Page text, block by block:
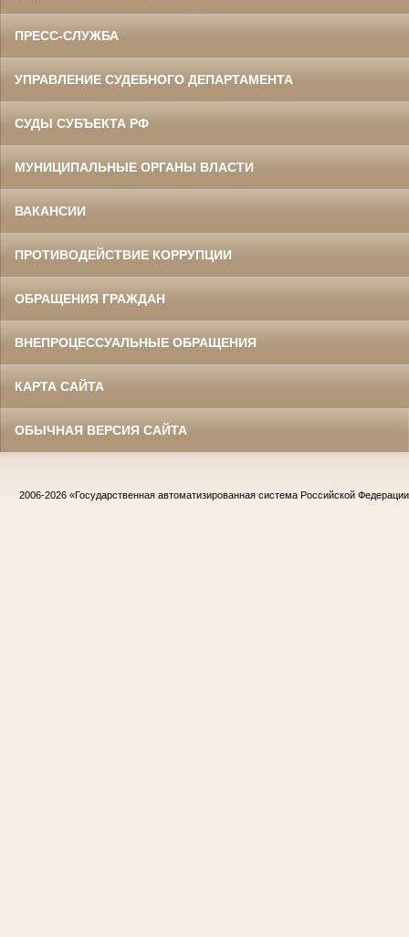
ПРЕСС-СЛУЖБА
УПРАВЛЕНИЕ СУДЕБНОГО ДЕПАРТАМЕНТА
СУДЫ СУБЪЕКТА РФ
МУНИЦИПАЛЬНЫЕ ОРГАНЫ ВЛАСТИ
ВАКАНСИИ
ПРОТИВОДЕЙСТВИЕ КОРРУПЦИИ
ОБРАЩЕНИЯ ГРАЖДАН
ВНЕПРОЦЕССУАЛЬНЫЕ ОБРАЩЕНИЯ
КАРТА САЙТА
ОБЫЧНАЯ ВЕРСИЯ САЙТА
2006-2026 «Государственная автоматизированная система Российской